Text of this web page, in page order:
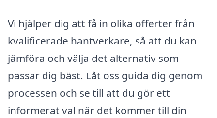
Vi hjälper dig att få in olika offerter från
kvalificerade hantverkare, så att du kan
jämföra och välja det alternativ som
passar dig bäst. Låt oss guida dig genom
processen och se till att du gör ett
informerat val när det kommer till din